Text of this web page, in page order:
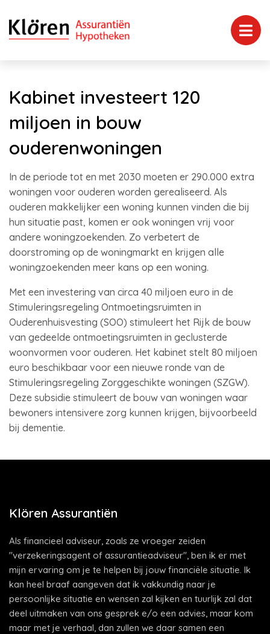
Kabinet investeert 120
miljoen in bouw
ouderenwoningen
In de periode tot en met 2030 moeten er 290.000 extra
woningen voor ouderen worden gerealiseerd. Als
ouderen makkelijker een woning kunnen vinden die bij
hun situatie past, komen er ook woningen vrij voor
andere woningzoekenden. Zo verbetert de
doorstroming op de woningmarkt en krijgen alle
woningzoekenden meer kans op een woning.
Met een investering van circa 40 miljoen euro in de
Stimuleringsregeling Ontmoetingsruimten in
Ouderenhuisvesting (SOO) stimuleert het Rijk de bouw
van gedeelde ontmoetingsruimten in geclusterde
woonvormen voor ouderen. Het kabinet stelt 80 miljoen
euro beschikbaar voor een nieuwe ronde van de
Stimuleringsregeling Zorggeschikte woningen (SZGW).
Deze subsidie stimuleert de bouw van woningen waar
bewoners intensivere zorg kunnen krijgen, bijvoorbeeld
bij dementie.
Klören Assurantiën
Als financieel adviseur, zoals ze vroeger zeiden
"verzekeringsagent of assurantieadviseur", ben ik er met
mijn ervaring om je te helpen bij jouw financiële situatie. Ik
kan heel braaf aangeven dat ik vakkundig naar je
persoonlijke situatie en wensen zal kijken en tuurlijk zal dat
deel uitmaken van ons gesprek e/o een advies, maar kom
maar met je verhaal, dan zullen we daar samen een